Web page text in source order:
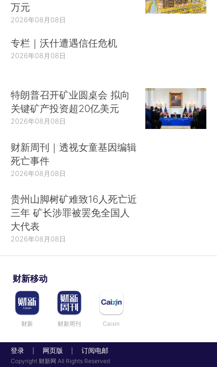
万元
2026年08月08日
专栏｜沃什遭遇信任危机
2026年08月08日
特朗普召开矿业圆桌会 拟向
关键矿产投资超20亿美元
2026年08月08日
财新周刊｜透视女童基因编辑
死亡事件
2026年08月08日
贵州山脚树矿难致16人死亡近
三年 矿长涉罪被罢免全国人
大代表
2026年08月08日
财新移动
财新 财新周刊 Caixin
登录 网页版 订阅电邮
Copyright 财新网 All Rights Reserved